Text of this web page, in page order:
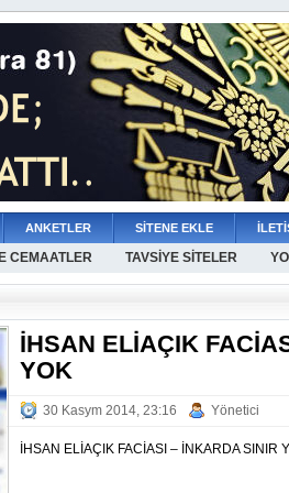
ANKETLER SİTENE EKLE
CEMAATLER TAVSİYE SİTELER
İHSAN ELİAÇIK
YOK
30 Kasym 2014, 23:16 Yönetici
İHSAN ELİAÇIK FACİASI – İNKARDA SINIR